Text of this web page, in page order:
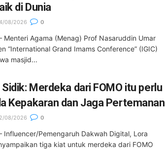
di Dunia
08/2026 0
Menteri Agama (Menag) Prof Nasaruddin Umar
“International Grand Imams Conference” (IGIC)
masjid...
Merdeka dari FOMO itu perlu
Kepakaran dan Jaga Pertemanan
08/2026 0
Influencer/Pemengaruh Dakwah Digital, Lora
tiga kiat untuk merdeka dari FOMO